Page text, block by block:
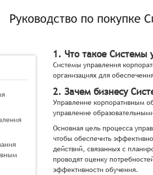
Руководство по покупке
1. Что такое Системы
Системы управления
организациях для
2. Зачем бизнесу
Управление корпоративным
управление
Основная цель процесса
чтобы обеспечить
действий, связанных с
проводят оценку
эффективности обучения.